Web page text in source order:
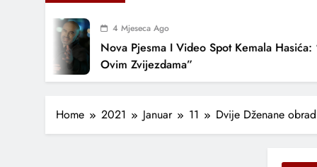
4 Mjeseca Ago
Nova Pjesma I Video Spot Kemala Hasića:
Ovim Zvijezdama”
Home 2021 Januar 11 Dvije Dženane